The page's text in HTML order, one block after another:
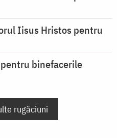
Iisus Hristos pentru
binefacerile
rugăciuni